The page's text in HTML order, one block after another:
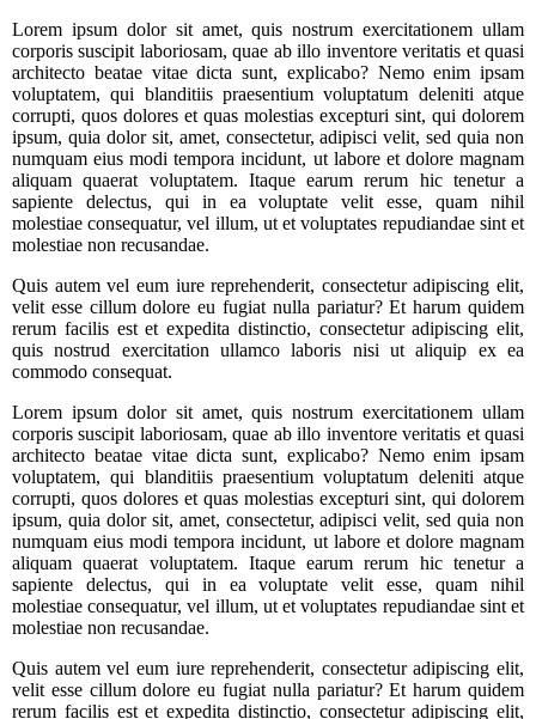
Lorem ipsum dolor sit amet, quis nostrum exercitationem ullam
corporis suscipit laboriosam, quae ab illo inventore veritatis et quasi
architecto beatae vitae dicta sunt, explicabo? Nemo enim ipsam
voluptatem, qui blanditiis praesentium voluptatum deleniti atque
corrupti, quos dolores et quas molestias excepturi sint, qui dolorem
ipsum, quia dolor sit, amet, consectetur, adipisci velit, sed quia non
numquam eius modi tempora incidunt, ut labore et dolore magnam
aliquam quaerat voluptatem. Itaque earum rerum hic tenetur a
sapiente delectus, qui in ea voluptate velit esse, quam nihil
molestiae consequatur, vel illum, ut et voluptates repudiandae sint et
molestiae non recusandae.
Quis autem vel eum iure reprehenderit, consectetur adipiscing elit,
velit esse cillum dolore eu fugiat nulla pariatur? Et harum quidem
rerum facilis est et expedita distinctio, consectetur adipiscing elit,
quis nostrud exercitation ullamco laboris nisi ut aliquip ex ea
commodo consequat.
Lorem ipsum dolor sit amet, quis nostrum exercitationem ullam
corporis suscipit laboriosam, quae ab illo inventore veritatis et quasi
architecto beatae vitae dicta sunt, explicabo? Nemo enim ipsam
voluptatem, qui blanditiis praesentium voluptatum deleniti atque
corrupti, quos dolores et quas molestias excepturi sint, qui dolorem
ipsum, quia dolor sit, amet, consectetur, adipisci velit, sed quia non
numquam eius modi tempora incidunt, ut labore et dolore magnam
aliquam quaerat voluptatem. Itaque earum rerum hic tenetur a
sapiente delectus, qui in ea voluptate velit esse, quam nihil
molestiae consequatur, vel illum, ut et voluptates repudiandae sint et
molestiae non recusandae.
Quis autem vel eum iure reprehenderit, consectetur adipiscing elit,
velit esse cillum dolore eu fugiat nulla pariatur? Et harum quidem
rerum facilis est et expedita distinctio, consectetur adipiscing elit,